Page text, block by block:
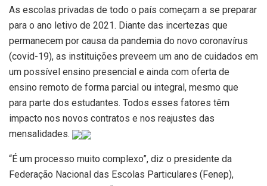
As escolas privadas de todo o país começam a se preparar
para o ano letivo de 2021. Diante das incertezas que
permanecem por causa da pandemia do novo coronavírus
(covid-19), as instituições preveem um ano de cuidados em
um possível ensino presencial e ainda com oferta de
ensino remoto de forma parcial ou integral, mesmo que
para parte dos estudantes. Todos esses fatores têm
impacto nos novos contratos e nos reajustes das
mensalidades.
“É um processo muito complexo”, diz o presidente da
Federação Nacional das Escolas Particulares (Fenep),